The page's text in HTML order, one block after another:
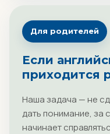
Для родителей
Если
приходится
Наша задача — не
дать понимание, за
начинает